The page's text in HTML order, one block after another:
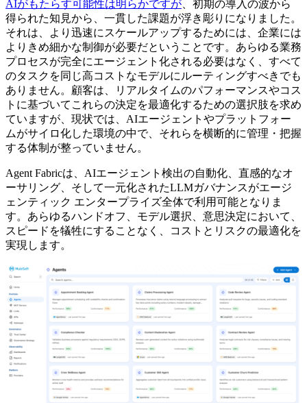
AIがもたらす可能性は明らかですが 、初期の導入の波から
得られた知見から、一貫した課題が浮き彫りになりました。
それは、より迅速にスケールアップするためには、企業には
よりきめ細かな制御が必要だということです。あらゆる業務
プロセスが完全にエージェント化される必要はなく、すべて
のタスクを同じ高コストなモデルにルーティングすべきでも
ありません。顧客は、リアルタイムのパフォーマンスやコス
トに基づいてこれらの決定を最適化するための選択肢を求め
ていますが、現状では、AIエージェントやプラットフォー
ムがサイロ化した環境の中で、それらを横断的に管理・把握
する体制が整っていません。
Agent Fabricは、AIエージェント検出の自動化、直感的なオ
ーサリング、そして一元化されたLLMガバナンスがエージ
ェンティック エンタープライズ全体で利用可能となりま
す。あらゆるハンドオフ、モデル選択、意思決定において、
スピードを犠牲にすることなく、コストとリスクの最適化を
実現します。
イ
メ
ー
ジ
モ
ー
ダ
ル